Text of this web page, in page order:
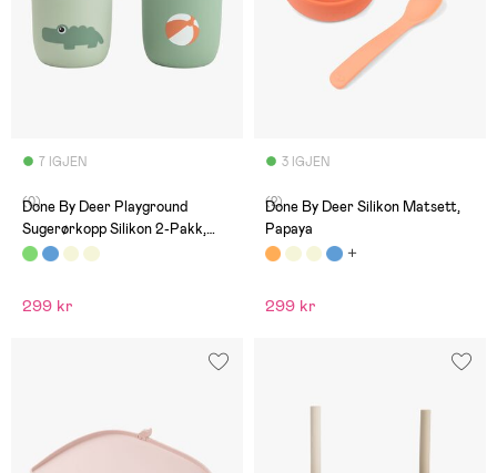
7 IGJEN
(0)
Done By Deer Playground
Sugerørkopp Silikon 2-Pakk,
Green
299 kr
3 IGJEN
(2)
Done By Deer Silikon Matsett,
Papaya
299 kr